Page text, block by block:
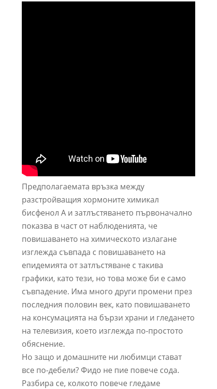
Предполагаемата връзка между
разстройващия хормоните химикал
бисфенол А и затлъстяването първоначално
показва в част от наблюденията, че
повишаването на химическото излагане
изглежда съвпада с повишаването на
епидемията от затлъстяване с такива
графики, като тези, но това може би е само
съвпадение. Има много други промени през
последния половин век, като повишаването
на консумацията на бързи храни и гледането
на телевизия, което изглежда по-простото
обяснение.
Но защо и домашните ни любимци стават
все по-дебели? Фидо не пие повече сода.
Разбира се, колкото повече гледаме